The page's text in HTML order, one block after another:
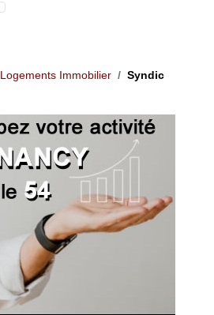
Logements Immobilier Syndic